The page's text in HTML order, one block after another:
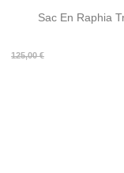
Sac En Raphia
125,00 €
Prix
Prix